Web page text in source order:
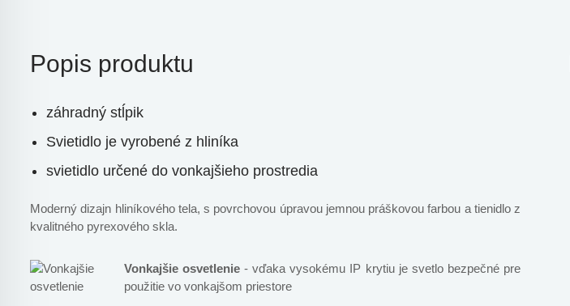
Popis produktu
záhradný stĺpik
Svietidlo je vyrobené z hliníka
svietidlo určené do vonkajšieho prostredia
Moderný dizajn hliníkového tela, s povrchovou úpravou jemnou práškovou farbou a tienidlo z
kvalitného pyrexového skla.
Vonkajšie osvetlenie- vďaka vysokému IP krytiu je svetlo bezpečné pre
použitie vo vonkajšom priestore